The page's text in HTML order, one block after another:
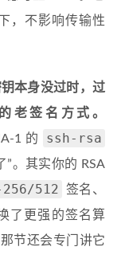
，不影响传输性
钥本身没过时，过
老签名方式。
1 的
ssh-rsa
”。其实你的 RSA
512
签名、
了更强的签名算
节还会专门讲它